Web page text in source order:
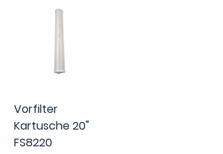
Vorfilter
Kartusche 20"
FS8220